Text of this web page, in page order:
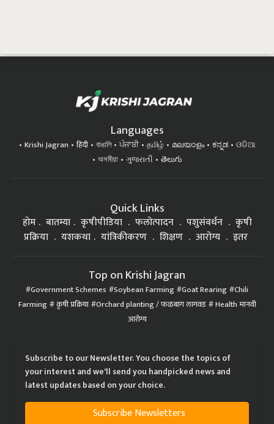
Languages
Krishi Jagran हिंदी বাঙালি ਪੰਜਾਬੀ தமிழ் മലയാളം ಕನ್ನಡ
ଓଡିଆ
অসমীয়া
ગુજરાતી తెలుగు
Quick Links
होम बातम्या कृषीपीडिया फलोत्पादन पशुसंवर्धन
कृषी
प्रक्रिया
यशकथा यांत्रिकीकरण शिक्षण आरोग्य इतर
Top on Krishi Jagran
Government Schemes Soybean Farming Goat Rearing Chili
Farming कृषी प्रक्रिया Orchard planting / फळबाग लागवड Health मानवी
आरोग्य
Subscribe to our Newsletter. You choose the topics of
your interest and we'll send you handpicked news and
latest updates based on your choice.
Subscribe Newsletters